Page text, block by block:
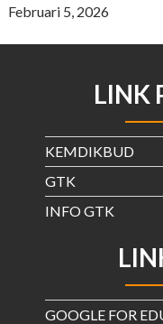
Februari 5, 2026
LINK
KEMDIKBUD
GTK
INFO GTK
GOOGLE FOR